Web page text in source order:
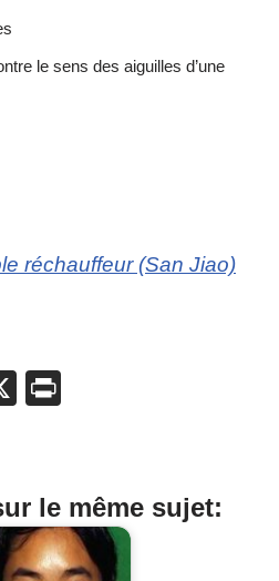
le sens des aiguilles d’une
réchauffeur (San Jiao)
X
le même sujet: